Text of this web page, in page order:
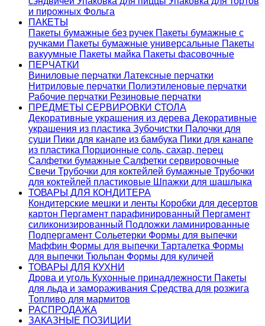
и пирожных Фольга
ПАКЕТЫ
Пакеты бумажные без ручек Пакеты бумажные с
ручками Пакеты бумажные универсальные Пакеты
вакуумные Пакеты майка Пакеты фасовочные
ПЕРЧАТКИ
Виниловые перчатки Латексные перчатки
Нитриловые перчатки Полиэтиленовые перчатки
Рабочие перчатки Резиновые перчатки
ПРЕДМЕТЫ СЕРВИРОВКИ СТОЛА
Декоративные украшения из дерева Декоративные
украшения из пластика Зубочистки Палочки для
суши Пики для канапе из бамбука Пики для канапе
из пластика Порционные соль, сахар, перец
Салфетки бумажные Салфетки сервировочные
Свечи Трубочки для коктейлей бумажные Трубочки
для коктейлей пластиковые Шпажки для шашлыка
ТОВАРЫ ДЛЯ КОНДИТЕРА
Кондитерские мешки и ленты Коробки для десертов
картон Пергамент парафинированный Пергамент
силиконизированный Подложки ламинированные
Подпергамент Сольетерки Формы для выпечки
Маффин Формы для выпечки Тарталетка Формы
для выпечки Тюльпан Формы для куличей
ТОВАРЫ ДЛЯ КУХНИ
Дрова и уголь Кухонные принадлежности Пакеты
для льда и замораживания Средства для розжига
Топливо для мармитов
РАСПРОДАЖА
ЗАКАЗНЫЕ ПОЗИЦИИ